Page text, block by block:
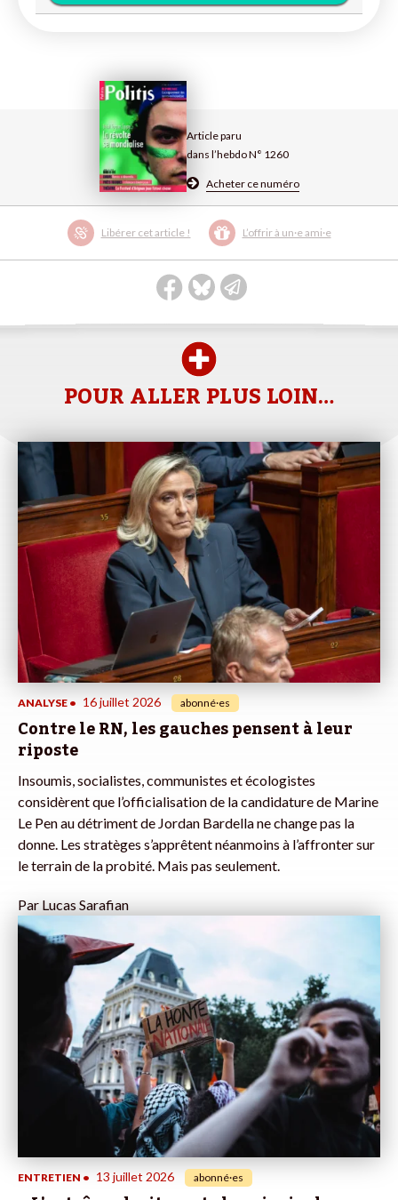
Article paru
dans l’hebdo N° 1260
Acheter ce numéro
Libérer cet article ! L’offrir à un·e ami·e
POUR ALLER PLUS LOIN…
ANALYSE • 16 juillet 2026 abonné·es
Contre le RN, les gauches pensent à leur
riposte
Insoumis, socialistes, communistes et écologistes
considèrent que l’officialisation de la candidature de Marine
Le Pen au détriment de Jordan Bardella ne change pas la
donne. Les stratèges s’apprêtent néanmoins à l’affronter sur
le terrain de la probité. Mais pas seulement.
Par Lucas Sarafian
ENTRETIEN • 13 juillet 2026 abonné·es